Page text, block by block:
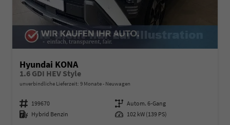
Hyundai KONA
1.6 GDI HEV Style
unverbindliche Lieferzeit: 9 Monate Neuwagen
Fahrzeugnummer 199670 Getriebe Autom. 6-Gang
Kraftstoff Hybrid Benzin Leistung 102 kW (139 PS)